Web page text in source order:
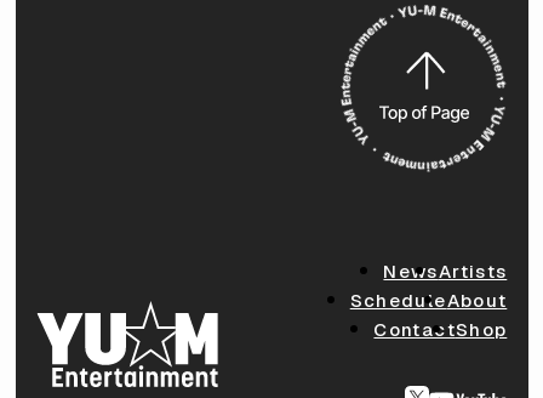
NewsArtists
ScheduleAbout
ContactShop